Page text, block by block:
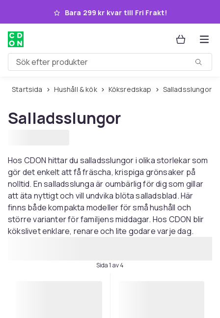
Hoppa till huvudinnehållet
Bara 299 kr kvar till Fri Frakt!
Sök efter produkter
Startsida Hushåll & kök Köksredskap Salladsslungor
Salladsslungor
Hos CDON hittar du salladsslungor i olika storlekar som
gör det enkelt att få fräscha, krispiga grönsaker på
nolltid. En salladsslunga är oumbärlig för dig som gillar
att äta nyttigt och vill undvika blöta salladsblad. Här
finns både kompakta modeller för små hushåll och
större varianter för familjens middagar. Hos CDON blir
kökslivet enklare, renare och lite godare varje dag.
Sida 1 av 4